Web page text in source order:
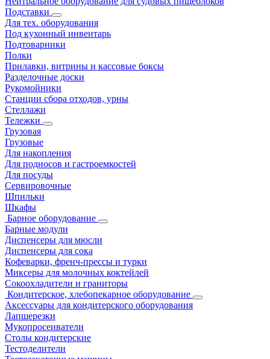
Подставки
Для тех. оборудования
Под кухонный инвентарь
Подтоварники
Полки
Прилавки, витрины и кассовые боксы
Разделочные доски
Рукомойники
Станции сбора отходов, урны
Стеллажи
Тележки
Грузовая
Грузовые
Для накопления
Для подносов и гастроемкостей
Для посуды
Сервировочные
Шпильки
Шкафы
Барное оборудование
Барные модули
Диспенсеры для мюсли
Диспенсеры для сока
Кофеварки, френч-прессы и турки
Миксеры для молочных коктейлей
Сокоохладители и граниторы
Кондитерское, хлебопекарное оборудование
Аксессуары для кондитерского оборудования
Лапшерезки
Мукопросеиватели
Столы кондитерские
Тестоделители